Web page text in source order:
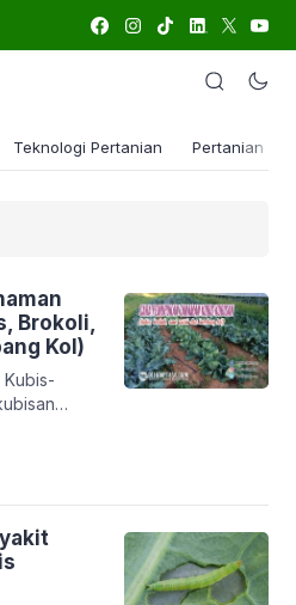
Teknologi Pertanian Pertanian
Brokoli,
Kol)
Kubis-